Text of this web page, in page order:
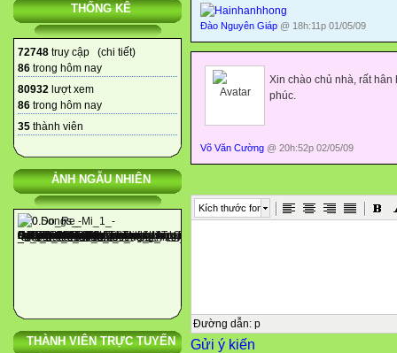
THỐNG KÊ
72748 truy cập (chi tiết)
86 trong hôm nay
80932 lượt xem
86 trong hôm nay
35 thành viên
ẢNH NGẪU NHIÊN
THÀNH VIÊN TRỰC TUYẾN
II.- Đồ dùng dạy học:
-GV: Tranh minh hoạ bài đọc
- HS : SGK , vở học.
III.- Các hoạt động dạy – học:
T/g
1/ Oån định tổ chức : Kiểm
Đào Nguyên Giáp @ 18h:11p 01/05/09
Xin chào chủ nhà, rất
phúc.
Võ Văn Cường @ 20h:52p 02/05/09
Kích thước font
Đường dẫn: p
Gửi ý kiến